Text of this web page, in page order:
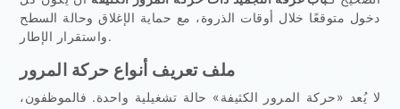
دخول متوقعًا خلال أوقات الذروة، مع حماية الإغلاق وحالة السطح
واستقرار الإطار.
ملف تعريف أنواع حركة المرور
لا يُعد «حركة المرور الكثيفة» حالة تشغيلية واحدة. فالموظفون،